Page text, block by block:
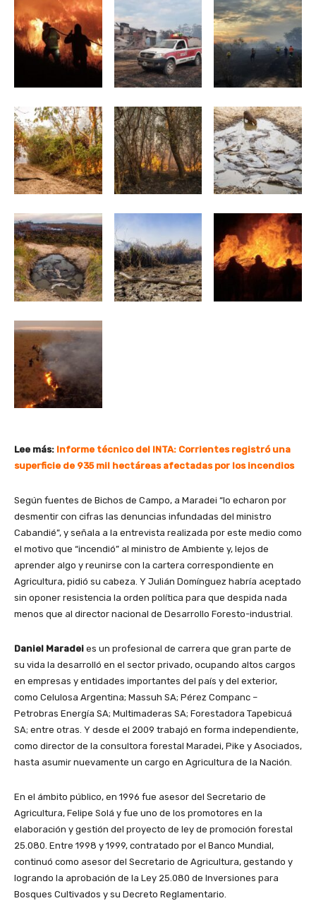
Lee más: Informe técnico del INTA: Corrientes registró una
superficie de 935 mil hectáreas afectadas por los incendios
Según fuentes de Bichos de Campo, a Maradei “lo echaron por
desmentir con cifras las denuncias infundadas del ministro
Cabandié”, y señala a la entrevista realizada por este medio como
el motivo que “incendió” al ministro de Ambiente y, lejos de
aprender algo y reunirse con la cartera correspondiente en
Agricultura, pidió su cabeza. Y Julián Domínguez habría aceptado
sin oponer resistencia la orden política para que despida nada
menos que al director nacional de Desarrollo Foresto-industrial.
Daniel Maradei es un profesional de carrera que gran parte de
su vida la desarrolló en el sector privado, ocupando altos cargos
en empresas y entidades importantes del país y del exterior,
como Celulosa Argentina; Massuh SA; Pérez Companc –
Petrobras Energía SA; Multimaderas SA; Forestadora Tapebicuá
SA; entre otras. Y desde el 2009 trabajó en forma independiente,
como director de la consultora forestal Maradei, Pike y Asociados,
hasta asumir nuevamente un cargo en Agricultura de la Nación.
En el ámbito público, en 1996 fue asesor del Secretario de
Agricultura, Felipe Solá y fue uno de los promotores en la
elaboración y gestión del proyecto de ley de promoción forestal
25.080. Entre 1998 y 1999, contratado por el Banco Mundial,
continuó como asesor del Secretario de Agricultura, gestando y
logrando la aprobación de la Ley 25.080 de Inversiones para
Bosques Cultivados y su Decreto Reglamentario.